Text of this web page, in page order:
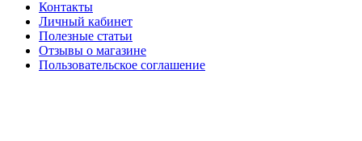
Контакты
Личный кабинет
Полезные статьи
Отзывы о магазине
Пользовательское соглашение